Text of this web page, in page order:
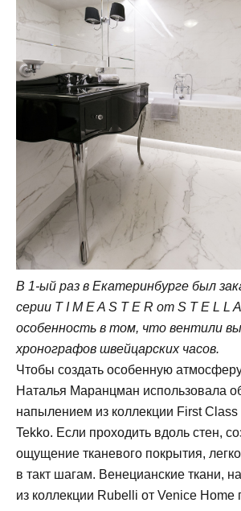
В 1-ый раз в Екатеринбурге был
серии T I M E A S T E R от S T E L L
особенность в том, что вентили
хронографов швейцарских часов.
Чтобы создать особенную
Наталья Маранцман использовала
напылением из коллекции First Class
Tekko. Если проходить вдоль стен,
ощущение тканевого покрытия,
в такт шагам. Венецианские ткани,
из коллекции Rubelli от Venice